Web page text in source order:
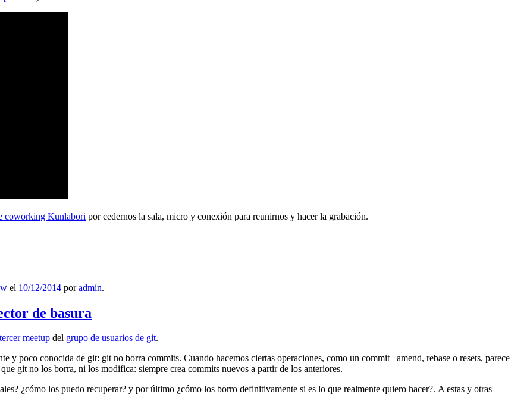
coworking Kunlabori por cedernos la sala, micro y conexión para reunirnos y hacer la grabación.
el 10/12/2014 poradmin.
de basura
tercer meetup del grupo de usuarios de git.
y poco conocida de git: git no borra commits. Cuando hacemos ciertas operaciones, como un commit –amend, rebase o resets, parece
git no los borra, ni los modifica: siempre crea commits nuevos a partir de los anteriores.
¿cómo los puedo recuperar? y por último ¿cómo los borro definitivamente si es lo que realmente quiero hacer?. A estas y otras